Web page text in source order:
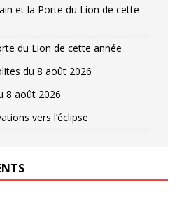
et la Porte du Lion de cette
du Lion de cette année
du 8 août 2026
8 août 2026
vers l’éclipse